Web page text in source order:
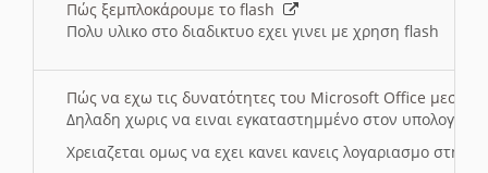
Πώς ξεμπλοκάρουμε το flash
Πολυ υλικο στο διαδικτυο εχει γινει με χρηση flash
Πώς να εχω τις δυνατότητες του Microsoft Office μεσω
Δηλαδη χωρις να ειναι εγκαταστημμένο στον
Χρειαζεται ομως να εχει κανει κανεις λογαριασμο στη